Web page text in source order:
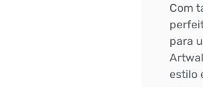
e veja a seleção de produtos
Com
para
estilo